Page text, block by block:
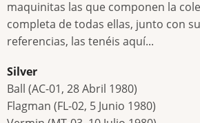
maquinitas las que componen la
completa de todas ellas, junto con
referencias, las tenéis aquí...
Silver
Ball (AC-01, 28 Abril 1980)
Flagman (FL-02, 5 Junio 1980)